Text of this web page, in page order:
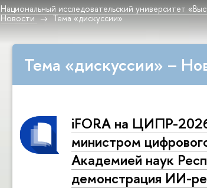
Национальный исследовательский университет
Новости
Тема «дискуссии»
Тема «дискуссии» –
iFORA на ЦИПР-
министром
Академией наук
демонстрация ИИ-